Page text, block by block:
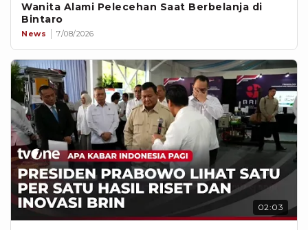
Wanita Alami Pelecehan Saat Berbelanja di
Bintaro
News 7/08/2026
02:03